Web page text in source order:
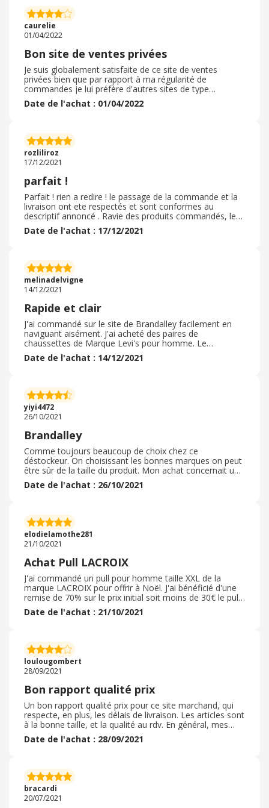
xxL paraît à la longueur les couleurs ne déteints pas à
une température de 40 degrès, prélevage à 400 tours
par minutes, le vêtement reste à la bonne taille.
caurelie
01/04/2022
Bon site de ventes privées
Je suis globalement satisfaite de ce site de ventes
privées bien que par rapport à ma régularité de
commandes je lui préfère d'autres sites de type
Showroomprivé, qui ont des ventes davantage
renouvelées, plus de facilités pour les retours d'articles
Brandalley des descriptions trompeuses ou carrément
erronées sur des articles. Par exemple, la composition
indiquée du vêtement n'est pas la même que sur
l'étiquette du vêtement reçu. Ou bien, il y a de grands
écarts par rapport aux mensurations. Je suppose que
cela dépend de l'enseigne choisie pour commander les
vêtements.
Date de l'achat : 01/04/2022
rozliliroz
17/12/2021
parfait !
Parfait ! rien a redire ! le passage de la commande et la
livraison ont ete respectés et sont conformes au
descriptif annoncé . Ravie des produits commandés, le
site est fluide et très clair, le suivi de la commande
également, tout est bien décrit. Site réassurant avec de
vais pas m'arrêter la ! La qualité est top, et le service
l'est tout autant. Vous pouvez commander les yeux
fermés ! sans appréhension
Date de l'achat : 17/12/2021
melinadelvigne
14/12/2021
Rapide et clair
J'ai commandé sur le site de Brandalley facilement en
naviguant aisément. J'ai acheté des paires de
chaussettes de Marque Levi's pour homme. Le
processus de commande s est bien déroulé dans les
temps indiqué sur le site. J'ai eu recours à un code
conforme à la commande, la qualité de mise, je ne suis
pas déçu. Je n'ai donc nullement eu besoin de retourner
mes articles. Je recommande vivement !
Date de l'achat : 14/12/2021
yiyi4472
26/10/2021
Brandalley
Comme toujours beaucoup de choix chez ce
déstockeur. On choisissant les bonnes marques on peut
être sûr de la taille du produit. Mon achat concernait un
pantalon de marque, une chemise de marque. Ces deux
produit ont bénéficié d'une réduction très importante et
deuxième pull d'une marque moins prestigieuse. Là
encore tout était parfait. L'envoi a été très rapide dans
un sac plastique ( là du coup pour la planète ce n'est pas
très terrible) opaque mais très léger ( ça c'est plutôt
meilleur pour la planète) . Je recommande et
recommanderai.
Date de l'achat : 26/10/2021
elodielamothe281
21/10/2021
Achat Pull LACROIX
J'ai commandé un pull pour homme taille XXL de la
marque LACROIX pour offrir à Noël. J'ai bénéficié d'une
remise de 70% sur le prix initial soit moins de 30€ le pull.
La commande s'est très bien passé, grâce au raccourci
ebuy j'ai tenté d'avoir un code de réduction en plus mais
reçu vraiment rapidement en point relais. L'emballage
était propre et le pull est arrivé sans accro, propre.
L'article était conforme à ce que j'ai commandé, la
qualité aussi. Je n'ai pas besoin de retourné l'article. Je
suis très satisfaite.
Date de l'achat : 21/10/2021
loulougombert
28/09/2021
Bon rapport qualité prix
Un bon rapport qualité prix pour ce site marchand, qui
respecte, en plus, les délais de livraison. Les articles sont
à la bonne taille, et la qualité au rdv. En général, mes
petits-enfants attendent les promotions pour
commander, et ils sont toujours ravis de leur shopping.
commander en toute sérénité. Si l'article ne plaît pas ou
ne va pas, un bon de retour peut-être utilisé. Et, le fait de
ne pas voir ces articles dans les magasins, leur donne
leur caractère unique.
Date de l'achat : 28/09/2021
bracardi
20/07/2021